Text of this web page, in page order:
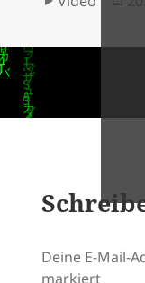
Deine E-Mail-
markiert